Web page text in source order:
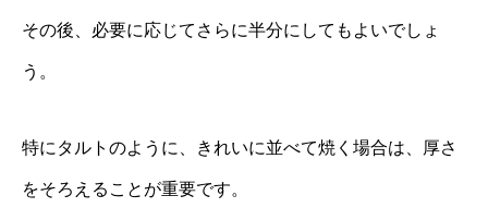
その後、必要に応じてさらに半分にしてもよいでしょ
う。
特にタルトのように、きれいに並べて焼く場合は、厚さ
をそろえることが重要です。